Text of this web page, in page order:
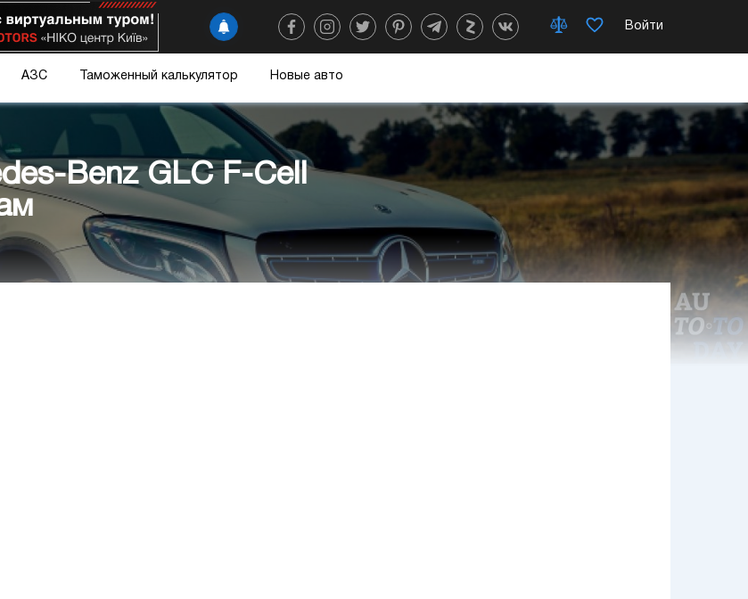
Войти
АЗС Таможенный калькулятор Новые авто
Benz GLC F-Cell